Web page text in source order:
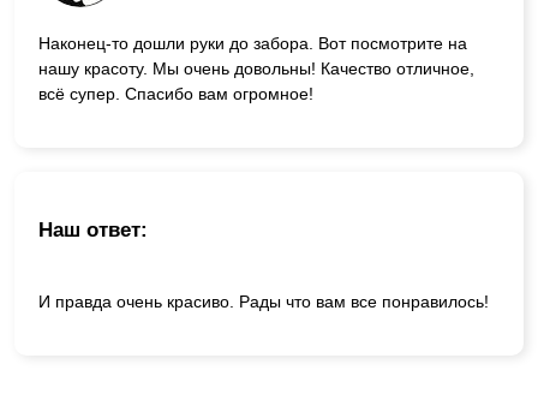
Наконец-то дошли руки до забора. Вот посмотрите на
нашу красоту. Мы очень довольны! Качество отличное,
всё супер. Спасибо вам огромное!
Наш ответ:
И правда очень красиво. Рады что вам все понравилось!